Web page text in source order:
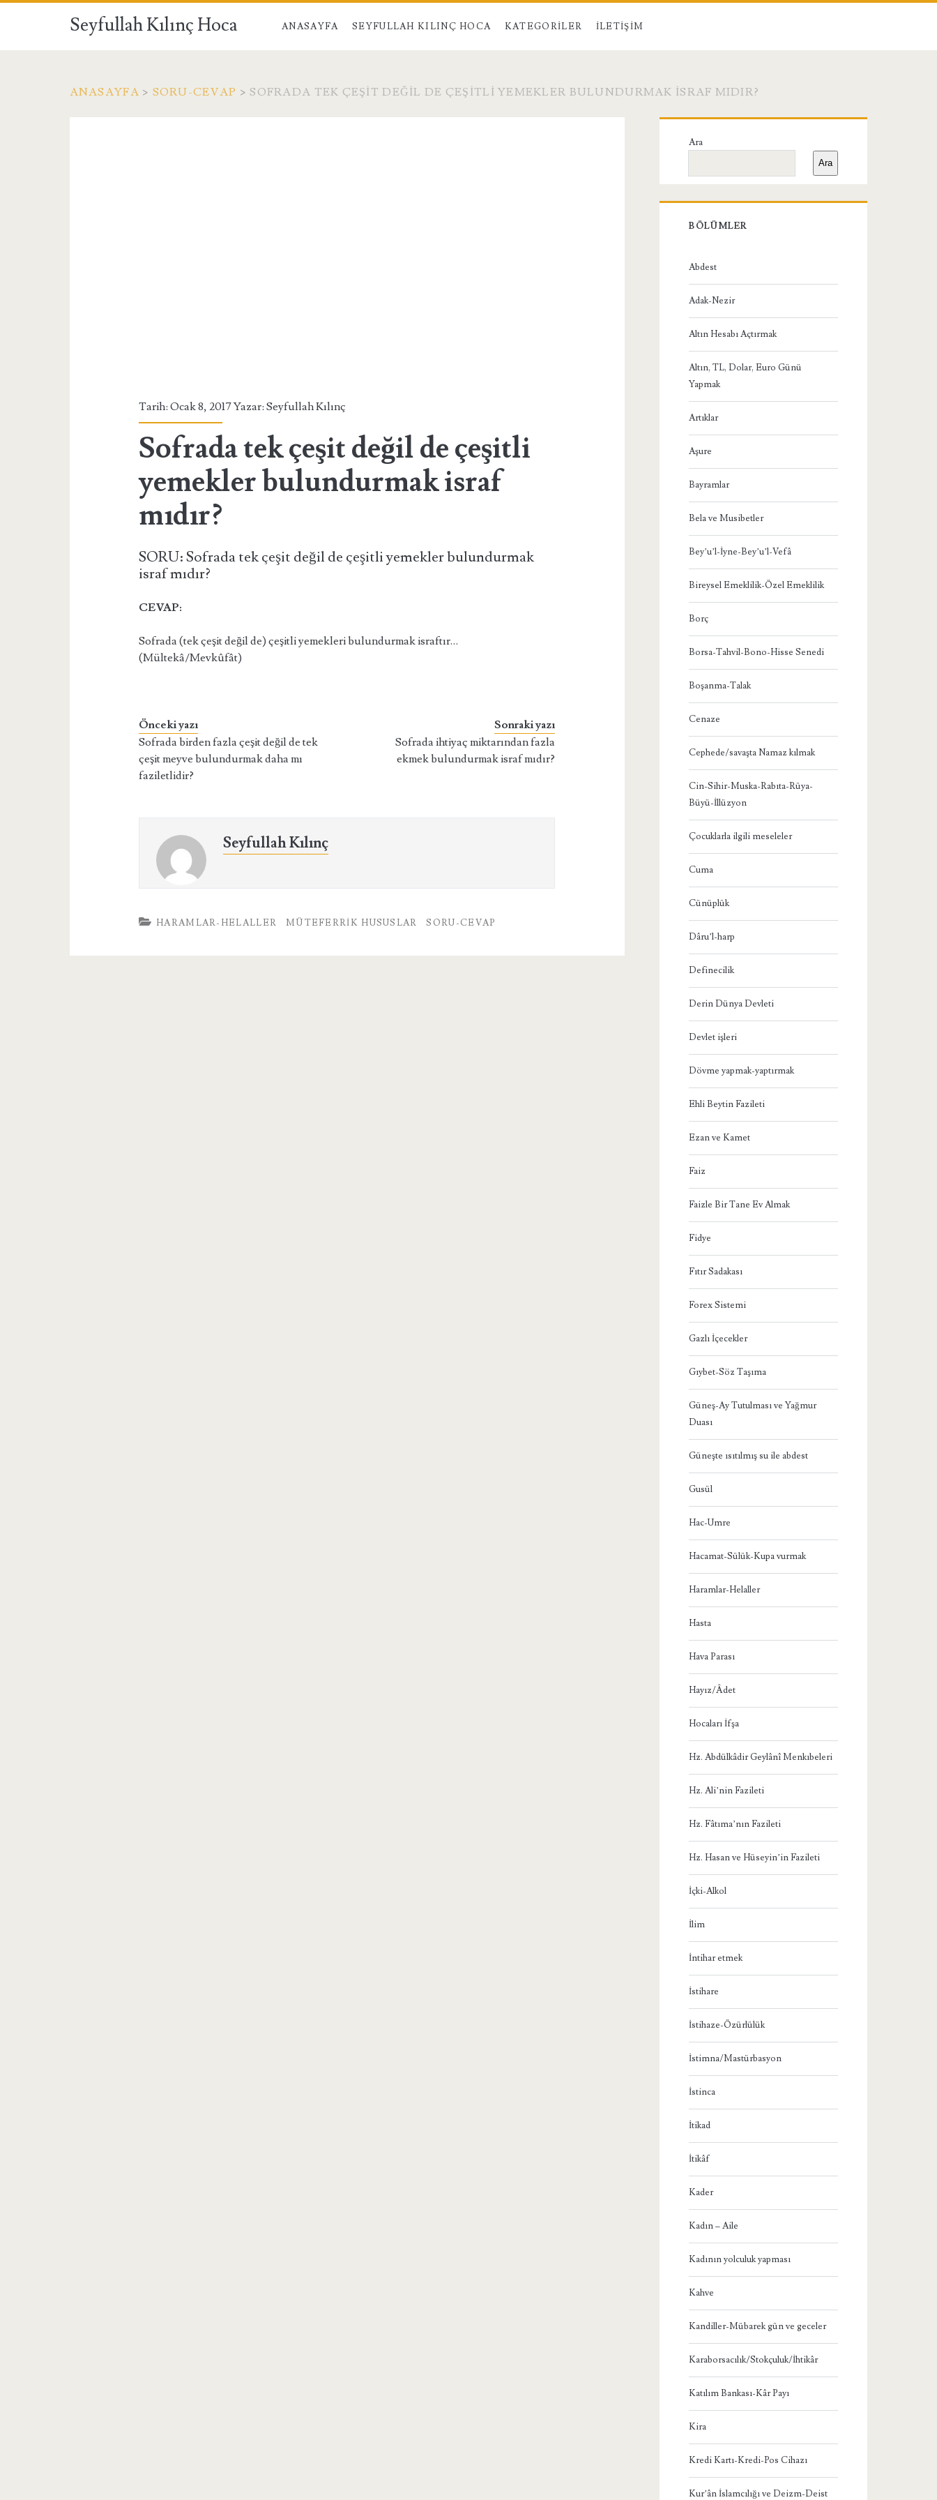
Seyfullah Kılınç Hoca ANASAYFA SEYFULLAH KILINÇ HOCA KATEGORILER İLETIŞIM
ANASAYFA > SORU-CEVAP >SOFRADA TEK ÇEŞIT DEĞIL DE ÇEŞITLI YEMEKLER BULUNDURMAK ISRAF MIDIR?
Tarih: Ocak 8, 2017 Yazar:Seyfullah Kılınç
Sofrada tek çeşit değil de çeşitli
yemekler bulundurmak israf
mıdır?
SORU: Sofrada tek çeşit değil de çeşitli yemekler bulundurmak
israf mıdır?
CEVAP:
Sofrada (tek çeşit değil de) çeşitli yemekleri bulundurmak israftır…
(Mültekâ/Mevkûfât)
Önceki yazı
Sofrada birden fazla çeşit değil de tek
çeşit meyve bulundurmak daha mı
faziletlidir?
Sonraki yazı
Sofrada ihtiyaç miktarından fazla
ekmek bulundurmak israf mıdır?
Seyfullah Kılınç
HARAMLAR-HELALLER MÜTEFERRIK HUSUSLAR SORU-CEVAP
Birincil
Yan
Menü
Ara
Ara
BÖLÜMLER
Abdest
Adak-Nezir
Altın Hesabı Açtırmak
Altın, TL, Dolar, Euro Günü
Yapmak
Artıklar
Aşure
Bayramlar
Bela ve Musibetler
Bey’u’l-İyne-Bey’u’l-Vefâ
Bireysel Emeklilik-Özel Emeklilik
Borç
Borsa-Tahvil-Bono-Hisse Senedi
Boşanma-Talak
Cenaze
Cephede/savaşta Namaz kılmak
Cin-Sihir-Muska-Rabıta-Rüya-
Büyü-İllüzyon
Çocuklarla ilgili meseleler
Cuma
Cünüplük
Dâru’l-harp
Definecilik
Derin Dünya Devleti
Devlet işleri
Dövme yapmak-yaptırmak
Ehli Beytin Fazileti
Ezan ve Kamet
Faiz
Faizle Bir Tane Ev Almak
Fidye
Fıtır Sadakası
Forex Sistemi
Gazlı İçecekler
Gıybet-Söz Taşıma
Güneş-Ay Tutulması ve Yağmur
Duası
Güneşte ısıtılmış su ile abdest
Gusül
Hac-Umre
Hacamat-Sülük-Kupa vurmak
Haramlar-Helaller
Hasta
Hava Parası
Hayız/Âdet
Hocaları İfşa
Hz. Abdülkâdir Geylânî Menkıbeleri
Hz. Ali’nin Fazileti
Hz. Fâtıma’nın Fazileti
Hz. Hasan ve Hüseyin’in Fazileti
İçki-Alkol
İlim
İntihar etmek
İstihare
İstihaze-Özürlülük
İstimna/Mastürbasyon
İstinca
İtikad
İtikâf
Kader
Kadın – Aile
Kadının yolculuk yapması
Kahve
Kandiller-Mübarek gün ve geceler
Karaborsacılık/Stokçuluk/İhtikâr
Katılım Bankası-Kâr Payı
Kira
Kredi Kartı-Kredi-Pos Cihazı
Kur’ân İslamcılığı ve Deizm-Deist